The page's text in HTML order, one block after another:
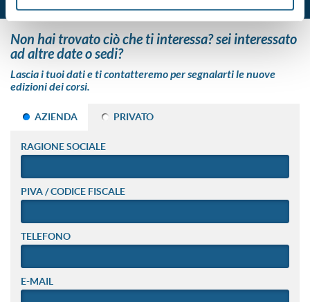
non hai trovato ciò che ti interessa? sei interessato
ad altre date o sedi?
Lascia i tuoi dati e ti contatteremo per segnalarti le nuove
edizioni dei corsi.
AZIENDA PRIVATO
RAGIONE SOCIALE
PIVA / CODICE FISCALE
TELEFONO
E-MAIL